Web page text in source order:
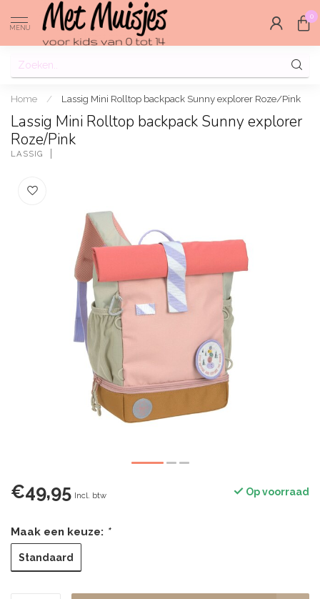
MENU
0
Home / Lassig Mini Rolltop backpack Sunny explorer Roze/Pink
Lassig Mini Rolltop backpack Sunny explorer
Roze/Pink
LASSIG
€49,95 Incl. btw Op voorraad
Maak een keuze: *
Standaard